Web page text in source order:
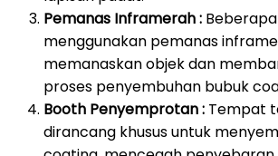
Pemanas Inframerah :
menggunakan pemanas
memanaskan objek dan
proses penyembuhan bubuk
Booth Penyemprotan : Tempat
dirancang khusus untuk